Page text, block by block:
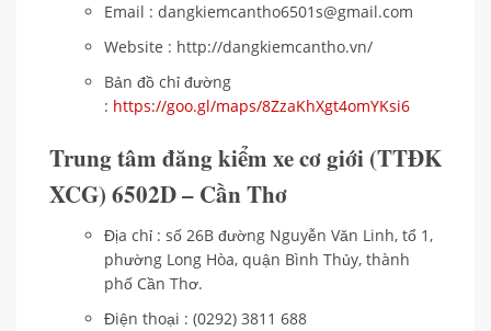
Email : dangkiemcantho6501s@gmail.com
Website : http://dangkiemcantho.vn/
Bản đồ chỉ đường
: https://goo.gl/maps/8ZzaKhXgt4omYKsi6
Trung tâm đăng kiểm xe cơ giới (TTĐK
XCG) 6502D – Cần Thơ
Địa chỉ : số 26B đường Nguyễn Văn Linh, tổ 1,
phường Long Hòa, quận Bình Thủy, thành
phố Cần Thơ.
Điện thoại : (0292) 3811 688